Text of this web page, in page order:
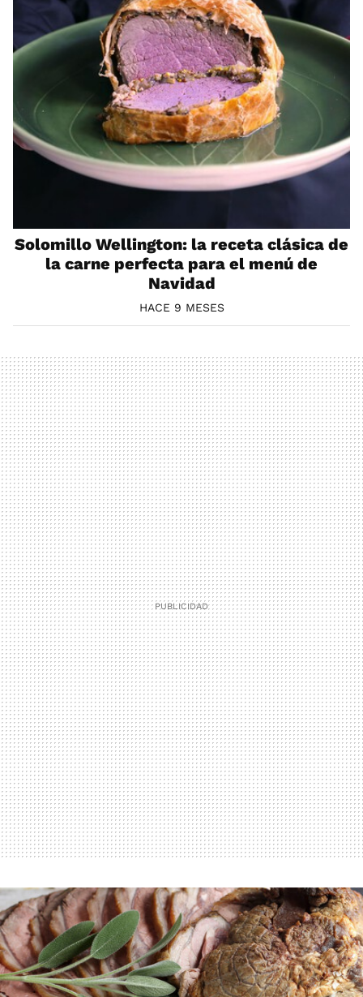
Solomillo Wellington: la receta clásica de
la carne perfecta para el menú de
Navidad
HACE 9 MESES